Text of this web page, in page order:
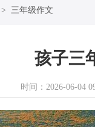
> 三年级作文
孩子三
时间：2026-06-04